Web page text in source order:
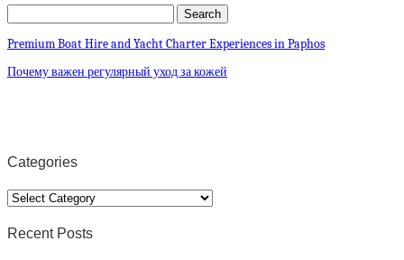
Premium Boat Hire and Yacht Charter Experiences in Paphos
Почему важен регулярный уход за кожей
Categories
Categories
Recent Posts